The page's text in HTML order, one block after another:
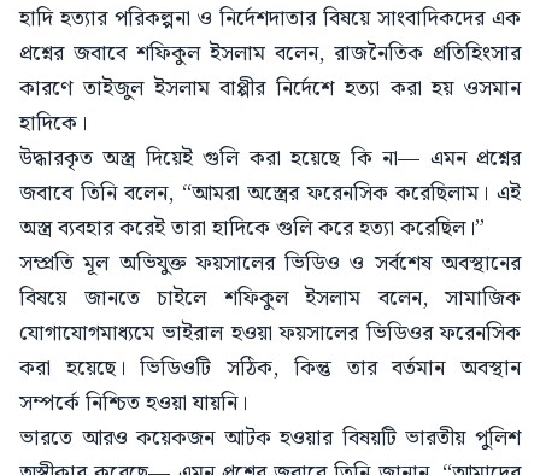
হাদি হত্যার পরিকল্পনা ও নির্দেশদাতার বিষয়ে সাংবাদিকদের এক
প্রশ্নের জবাবে শফিকুল ইসলাম বলেন, রাজনৈতিক প্রতিহিংসার
কারণে তাইজুল ইসলাম বাপ্পীর নির্দেশে হত্যা করা হয় ওসমান
হাদিকে।
উদ্ধারকৃত অস্ত্র দিয়েই গুলি করা হয়েছে কি না— এমন প্রশ্নের
জবাবে তিনি বলেন, “আমরা অস্ত্রের ফরেনসিক করেছিলাম। এই
অস্ত্র ব্যবহার করেই তারা হাদিকে গুলি করে হত্যা করেছিল।”
সম্প্রতি মূল অভিযুক্ত ফয়সালের ভিডিও ও সর্বশেষ অবস্থানের
বিষয়ে জানতে চাইলে শফিকুল ইসলাম বলেন, সামাজিক
যোগাযোগমাধ্যমে ভাইরাল হওয়া ফয়সালের ভিডিওর ফরেনসিক
করা হয়েছে। ভিডিওটি সঠিক, কিন্তু তার বর্তমান অবস্থান
সম্পর্কে নিশ্চিত হওয়া যায়নি।
ভারতে আরও কয়েকজন আটক হওয়ার বিষয়টি ভারতীয় পুলিশ